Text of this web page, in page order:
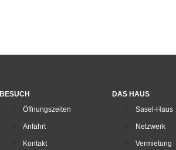
BESUCH
Öffnungszeiten
Anfahrt
Kontakt
DAS HAUS
Sasel-Haus
Netzwerk
Vermietung